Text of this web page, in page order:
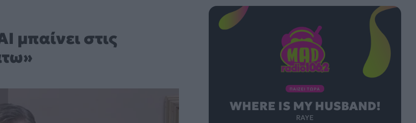
μπαίνει στις
ΠΑΙΖΕΙ ΤΩΡΑ
WHERE IS MY HUSBAND!
RAYE